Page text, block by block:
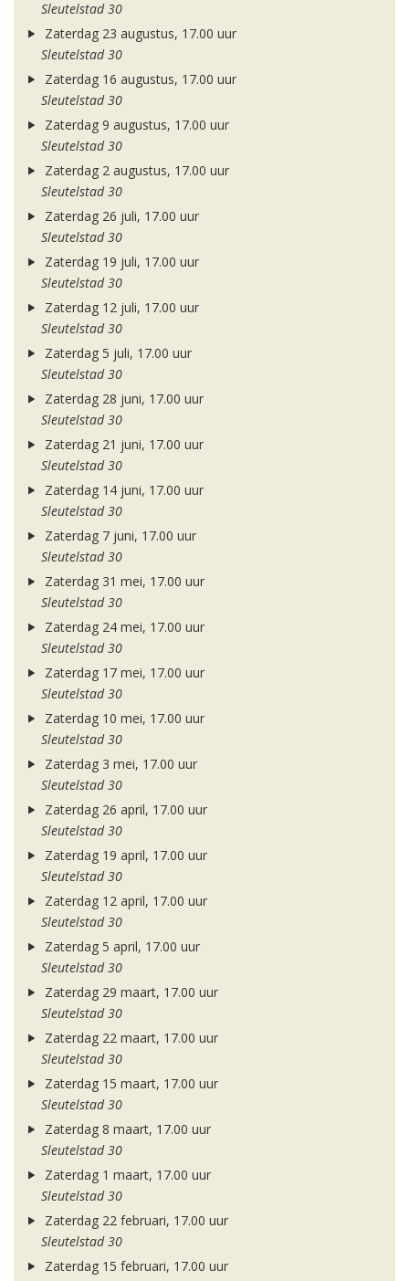
Sleutelstad 30
Zaterdag 23 augustus, 17.00 uur
Sleutelstad 30
Zaterdag 16 augustus, 17.00 uur
Sleutelstad 30
Zaterdag 9 augustus, 17.00 uur
Sleutelstad 30
Zaterdag 2 augustus, 17.00 uur
Sleutelstad 30
Zaterdag 26 juli, 17.00 uur
Sleutelstad 30
Zaterdag 19 juli, 17.00 uur
Sleutelstad 30
Zaterdag 12 juli, 17.00 uur
Sleutelstad 30
Zaterdag 5 juli, 17.00 uur
Sleutelstad 30
Zaterdag 28 juni, 17.00 uur
Sleutelstad 30
Zaterdag 21 juni, 17.00 uur
Sleutelstad 30
Zaterdag 14 juni, 17.00 uur
Sleutelstad 30
Zaterdag 7 juni, 17.00 uur
Sleutelstad 30
Zaterdag 31 mei, 17.00 uur
Sleutelstad 30
Zaterdag 24 mei, 17.00 uur
Sleutelstad 30
Zaterdag 17 mei, 17.00 uur
Sleutelstad 30
Zaterdag 10 mei, 17.00 uur
Sleutelstad 30
Zaterdag 3 mei, 17.00 uur
Sleutelstad 30
Zaterdag 26 april, 17.00 uur
Sleutelstad 30
Zaterdag 19 april, 17.00 uur
Sleutelstad 30
Zaterdag 12 april, 17.00 uur
Sleutelstad 30
Zaterdag 5 april, 17.00 uur
Sleutelstad 30
Zaterdag 29 maart, 17.00 uur
Sleutelstad 30
Zaterdag 22 maart, 17.00 uur
Sleutelstad 30
Zaterdag 15 maart, 17.00 uur
Sleutelstad 30
Zaterdag 8 maart, 17.00 uur
Sleutelstad 30
Zaterdag 1 maart, 17.00 uur
Sleutelstad 30
Zaterdag 22 februari, 17.00 uur
Sleutelstad 30
Zaterdag 15 februari, 17.00 uur